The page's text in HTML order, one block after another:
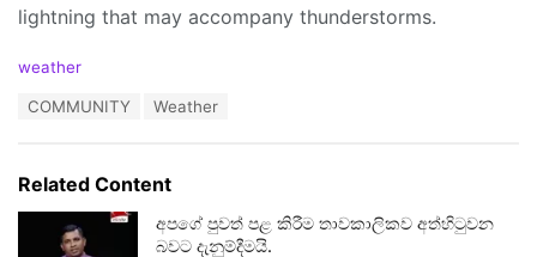
lightning that may accompany thunderstorms.
C
o
r
i
weather
:
COMMUNITY Weather
Related Content
අපගේ පුවත් පළ කිරීම තාවකාලිකව අත්හිටුවන
බවට දැනුම්දීමයි.